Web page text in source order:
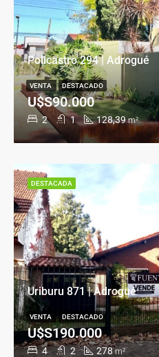
Policastro 294 | Adrogué
2 1 128,39 m²
U$S90.000
VENTA DESTACADO
Uriburu 871 | Adrogué
4 2 278 m²
U$S190.000
VENTA DESTACADO
DESTACADA